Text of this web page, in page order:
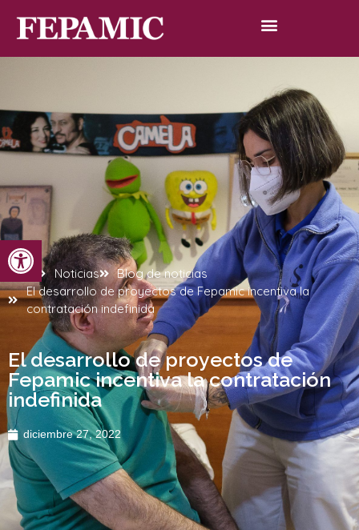
Abrir barra de herramientas
Inicio Noticias
Blog de noticias
El desarrollo de proyectos de Fepamic incentiva la
contratación indefinida
El desarrollo de proyectos de
Fepamic incentiva la contratación
indefinida
diciembre 27, 2022